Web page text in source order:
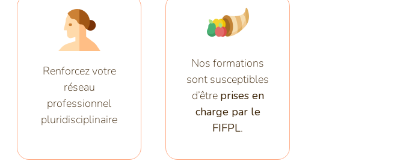
Renforcez votre
réseau
professionnel
pluridisciplinaire
Nos formations
sont susceptibles
d’être prises en
charge par le
FIFPL.